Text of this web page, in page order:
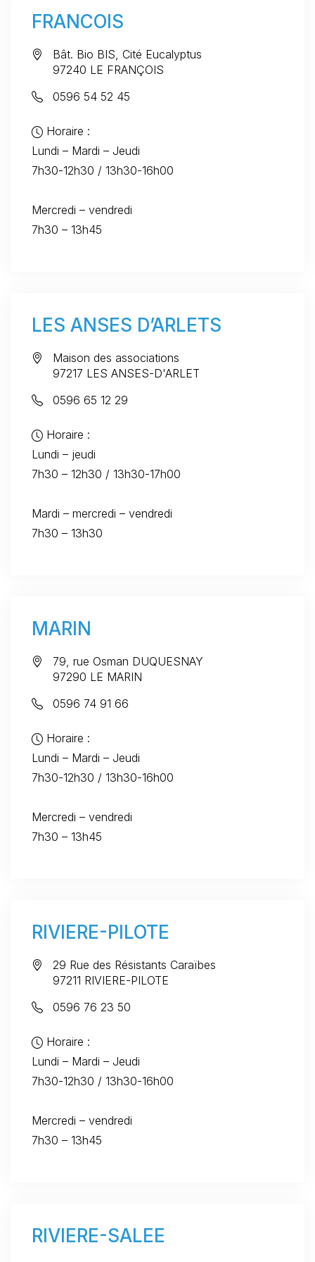
FRANCOIS
Bât. Bio BIS, Cité Eucalyptus
97240 LE FRANÇOIS
0596 54 52 45
Horaire :
Lundi – Mardi – Jeudi
7h30-12h30 / 13h30-16h00
Mercredi – vendredi
7h30 – 13h45
LES ANSES D’ARLETS
Maison des associations
97217 LES ANSES-D'ARLET
0596 65 12 29
Horaire :
Lundi – jeudi
7h30 – 12h30 / 13h30-17h00
Mardi – mercredi – vendredi
7h30 – 13h30
MARIN
79, rue Osman DUQUESNAY
97290 LE MARIN
0596 74 91 66
Horaire :
Lundi – Mardi – Jeudi
7h30-12h30 / 13h30-16h00
Mercredi – vendredi
7h30 – 13h45
RIVIERE-PILOTE
29 Rue des Résistants Caraïbes
97211 RIVIERE-PILOTE
0596 76 23 50
Horaire :
Lundi – Mardi – Jeudi
7h30-12h30 / 13h30-16h00
Mercredi – vendredi
7h30 – 13h45
RIVIERE-SALEE